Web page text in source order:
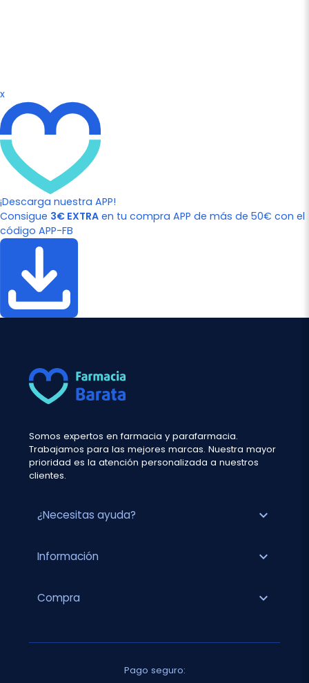
x
¡Descarga nuestra APP!
Consigue 3€ EXTRA en tu compra APP de más de 50€ con el
código APP-FB
Somos expertos en farmacia y parafarmacia.
Trabajamos para las mejores marcas. Nuestra mayor
prioridad es la atención personalizada a nuestros
clientes.
¿Necesitas ayuda? expand_more
Información expand_more
Compra expand_more
Pago seguro: